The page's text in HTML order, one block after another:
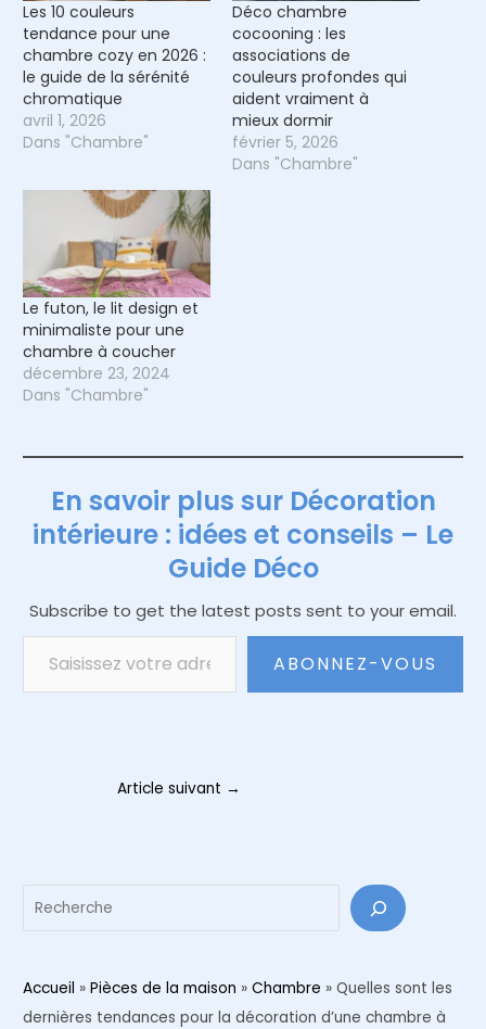
Les 10 couleurs
tendance pour une
chambre cozy en 2026 :
le guide de la sérénité
chromatique
avril 1, 2026
Dans "Chambre"
Déco chambre
cocooning : les
associations de
couleurs profondes qui
aident vraiment à
mieux dormir
février 5, 2026
Dans "Chambre"
Le futon, le lit design et
minimaliste pour une
chambre à coucher
décembre 23, 2024
Dans "Chambre"
En savoir plus sur Décoration
intérieure : idées et conseils – Le
Guide Déco
Subscribe to get the latest posts sent to your email.
Saisissez votre adresse e-mail…
ABONNEZ-VOUS
Article suivant →
Accueil » Pièces de la maison » Chambre » Quelles sont les
dernières tendances pour la décoration d’une chambre à